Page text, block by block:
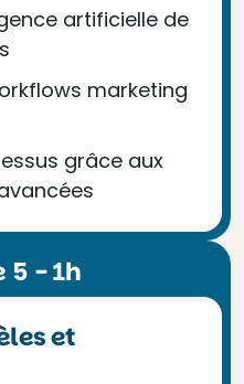
artificielle de
marketing
grâce aux
5 - 1h
et